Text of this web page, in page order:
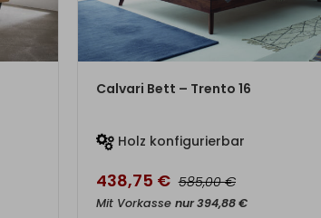
Calvari Bett – Trento 16
Holz konfigurierbar
438,75 € 585,00€
Mit Vorkasse nur394,88€